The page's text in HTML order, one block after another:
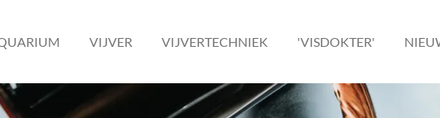
VIJVER VIJVERTECHNIEK 'VISDOKTER'